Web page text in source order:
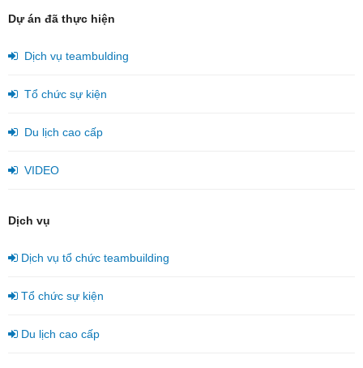
Dự án đã thực hiện
Dịch vụ teambulding
Tổ chức sự kiện
Du lịch cao cấp
VIDEO
Dịch vụ
Dịch vụ tổ chức teambuilding
Tổ chức sự kiện
Du lịch cao cấp